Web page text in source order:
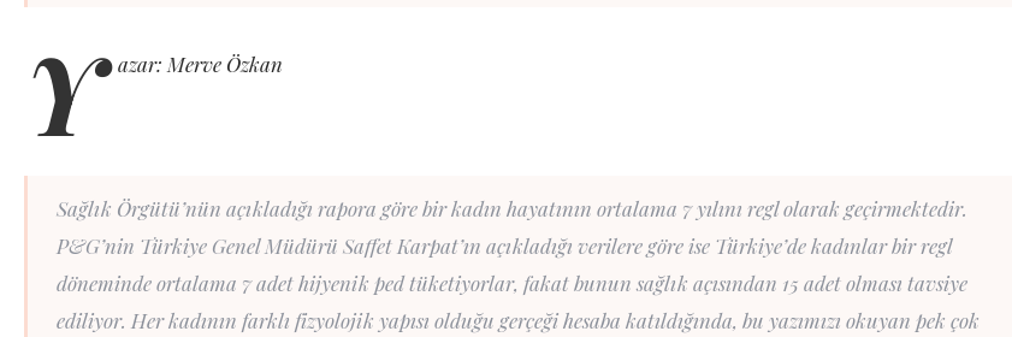
Y azar: Merve Özkan
Sağlık Örgütü’nün açıkladığı rapora göre bir kadın hayatının ortalama 7 yılını regl olarak geçirmektedir.
P&G’nin Türkiye Genel Müdürü Saffet Karpat’ın açıkladığı verilere göre ise Türkiye’de kadınlar bir regl
döneminde ortalama 7 adet hijyenik ped tüketiyorlar, fakat bunun sağlık açısından 15 adet olması tavsiye
ediliyor. Her kadının farklı fizyolojik yapısı olduğu gerçeği hesaba katıldığında, bu yazımızı okuyan pek çok